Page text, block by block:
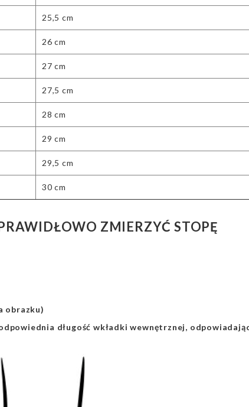
25,5 cm
26 cm
27 cm
27,5 cm
28 cm
29 cm
29,5 cm
30 cm
ZMIERZYĆ STOPĘ
obrazku)
długość wkładki wewnętrznej,